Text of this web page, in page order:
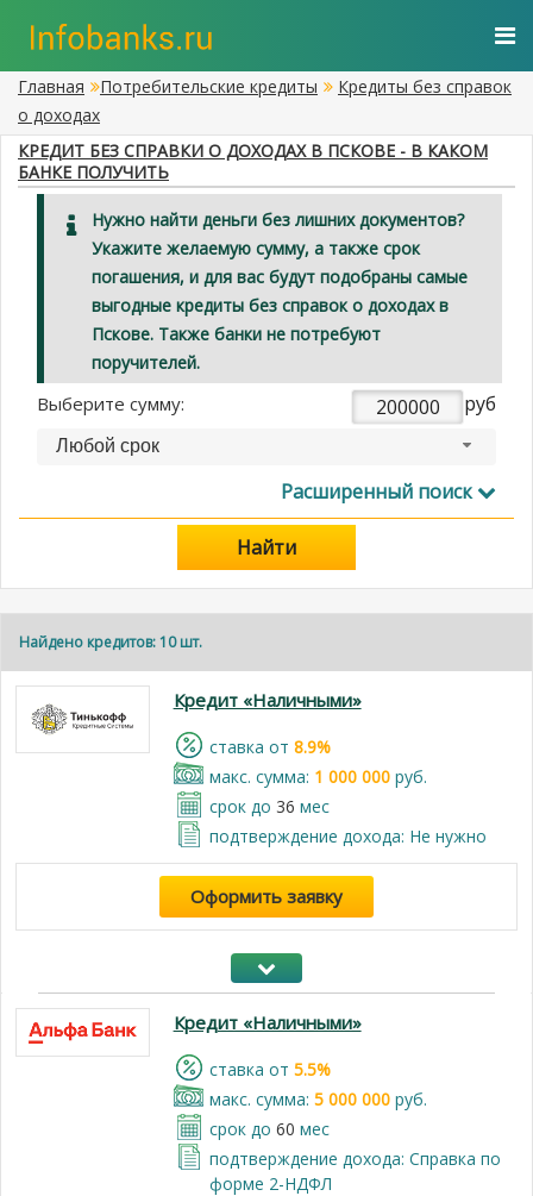
Главная Потребительские кредиты
Кредиты без справок
о доходах
КРЕДИТ БЕЗ СПРАВКИ О ДОХОДАХ В ПСКОВЕ - В КАКОМ
БАНКЕ ПОЛУЧИТЬ
Нужно найти деньги без лишних документов?
Укажите желаемую сумму, а также срок
погашения, и для вас будут подобраны самые
выгодные кредиты без справок о доходах в
Пскове. Также банки не потребуют
поручителей.
Выберите сумму: руб
Любой срок
Расширенный поиск
Найти
Найдено кредитов: 10 шт.
Кредит «Наличными»
cтавка от 8.9%
макс. сумма: 1 000 000руб.
срок до 36 мес
подтверждение дохода: Не нужно
Оформить заявку
Кредит «Наличными»
cтавка от 5.5%
макс. сумма: 5 000 000руб.
срок до 60 мес
подтверждение дохода: Справка по
форме 2-НДФЛ